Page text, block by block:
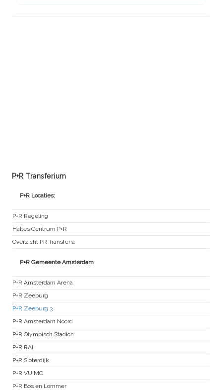
P+R Transferium
P+R Locaties:
P+R Regeling
Haltes Centrum P+R
Overzicht PR Transferia
P+R Gemeente Amsterdam
P+R Amsterdam Arena
P+R Zeeburg
P+R Zeeburg 3
P+R Amsterdam Noord
P+R Olympisch Stadion
P+R RAI
P+R Sloterdijk
P+R VU MC
P+R Bos en Lommer